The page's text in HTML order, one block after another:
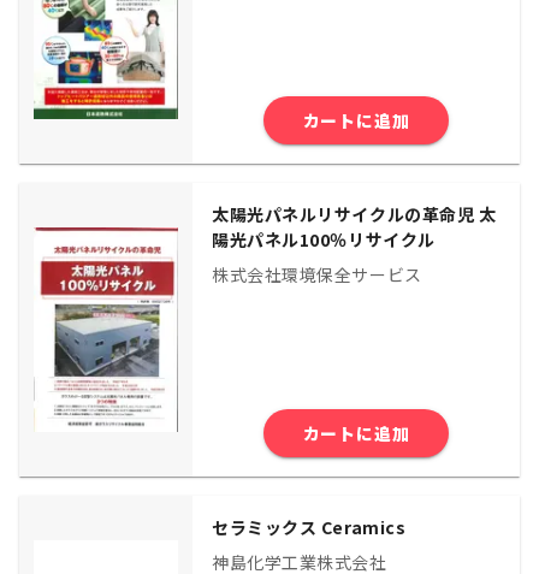
カートに追加
太陽光パネルリサイクルの革命児 太
陽光パネル100％リサイクル
株式会社環境保全サービス
カートに追加
セラミックス Ceramics
神島化学工業株式会社